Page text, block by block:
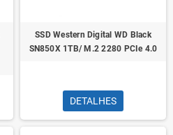
SSD Western Digital WD Black
SN850X 1TB/ M.2 2280 PCIe 4.0
DETALHES